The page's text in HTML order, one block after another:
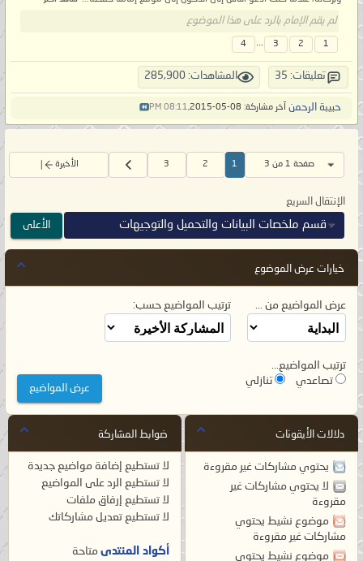
لم يقم الإمام بالرد على هذا الموضوع
1
2
3
...
4
تعليقات: 35 المشاهدات: 285,900
حبيبة الرحمن آخر مشاركة: 08-05-2015, 08:11 PM
صفحة 1 من 3 1
2
3 الأخيرة
الإنتقال السريع
قسم ملخصات البيانات والتحميل والتوجيهات الأعلى
خيارات عرض الموضوع
عرض المواضيع من ... ترتيب المواضيع حسب:
ترتيب المواضيع...
تصاعدي
تنازلي
دلالات الأيقونات
يحتوي مشاركات غير مقروءة
لا يحتوي مشاركات غير
مقروءة
موضوع نشيط يحتوي
مشاركات غير مقروءة
موضوع نشيط يحتوي
ضوابط المشاركة
لا تستطيع إضافة مواضيع جديدة
لا تستطيع الرد على المواضيع
لا تستطيع إرفاق ملفات
لا تستطيع تعديل مشاركاتك
أكواد المنتدى متاحة